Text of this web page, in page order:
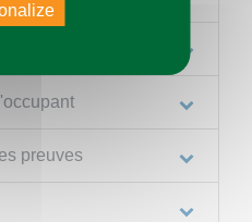
preuves